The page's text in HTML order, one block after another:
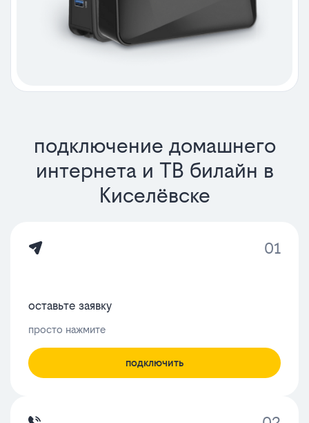
подключение домашнего
интернета и ТВ билайн в
Киселёвске
01
оставьте заявку
просто нажмите
подключить